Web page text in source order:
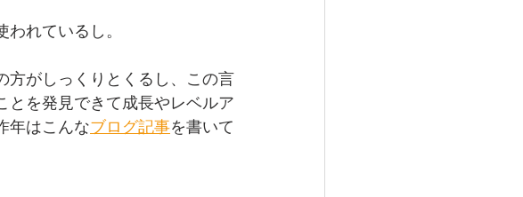
れているし。
方がしっくりとくるし、この言
とを発見できて成長やレベルア
年はこんなブログ記事を書いて